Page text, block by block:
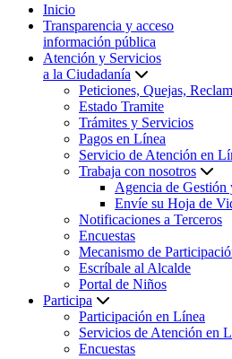
Inicio
Transparencia y acceso
información pública
Atención y Servicios
a la Ciudadanía
Peticiones, Quejas,
Estado Tramite
Trámites y Servicios
Pagos en Línea
Servicio de Atención en
Trabaja con nosotros
Agencia de
Envíe su Hoja de
Notificaciones a Terceros
Encuestas
Mecanismo de
Escríbale al Alcalde
Portal de Niños
Participa
Participación en Línea
Servicios de Atención en
Encuestas